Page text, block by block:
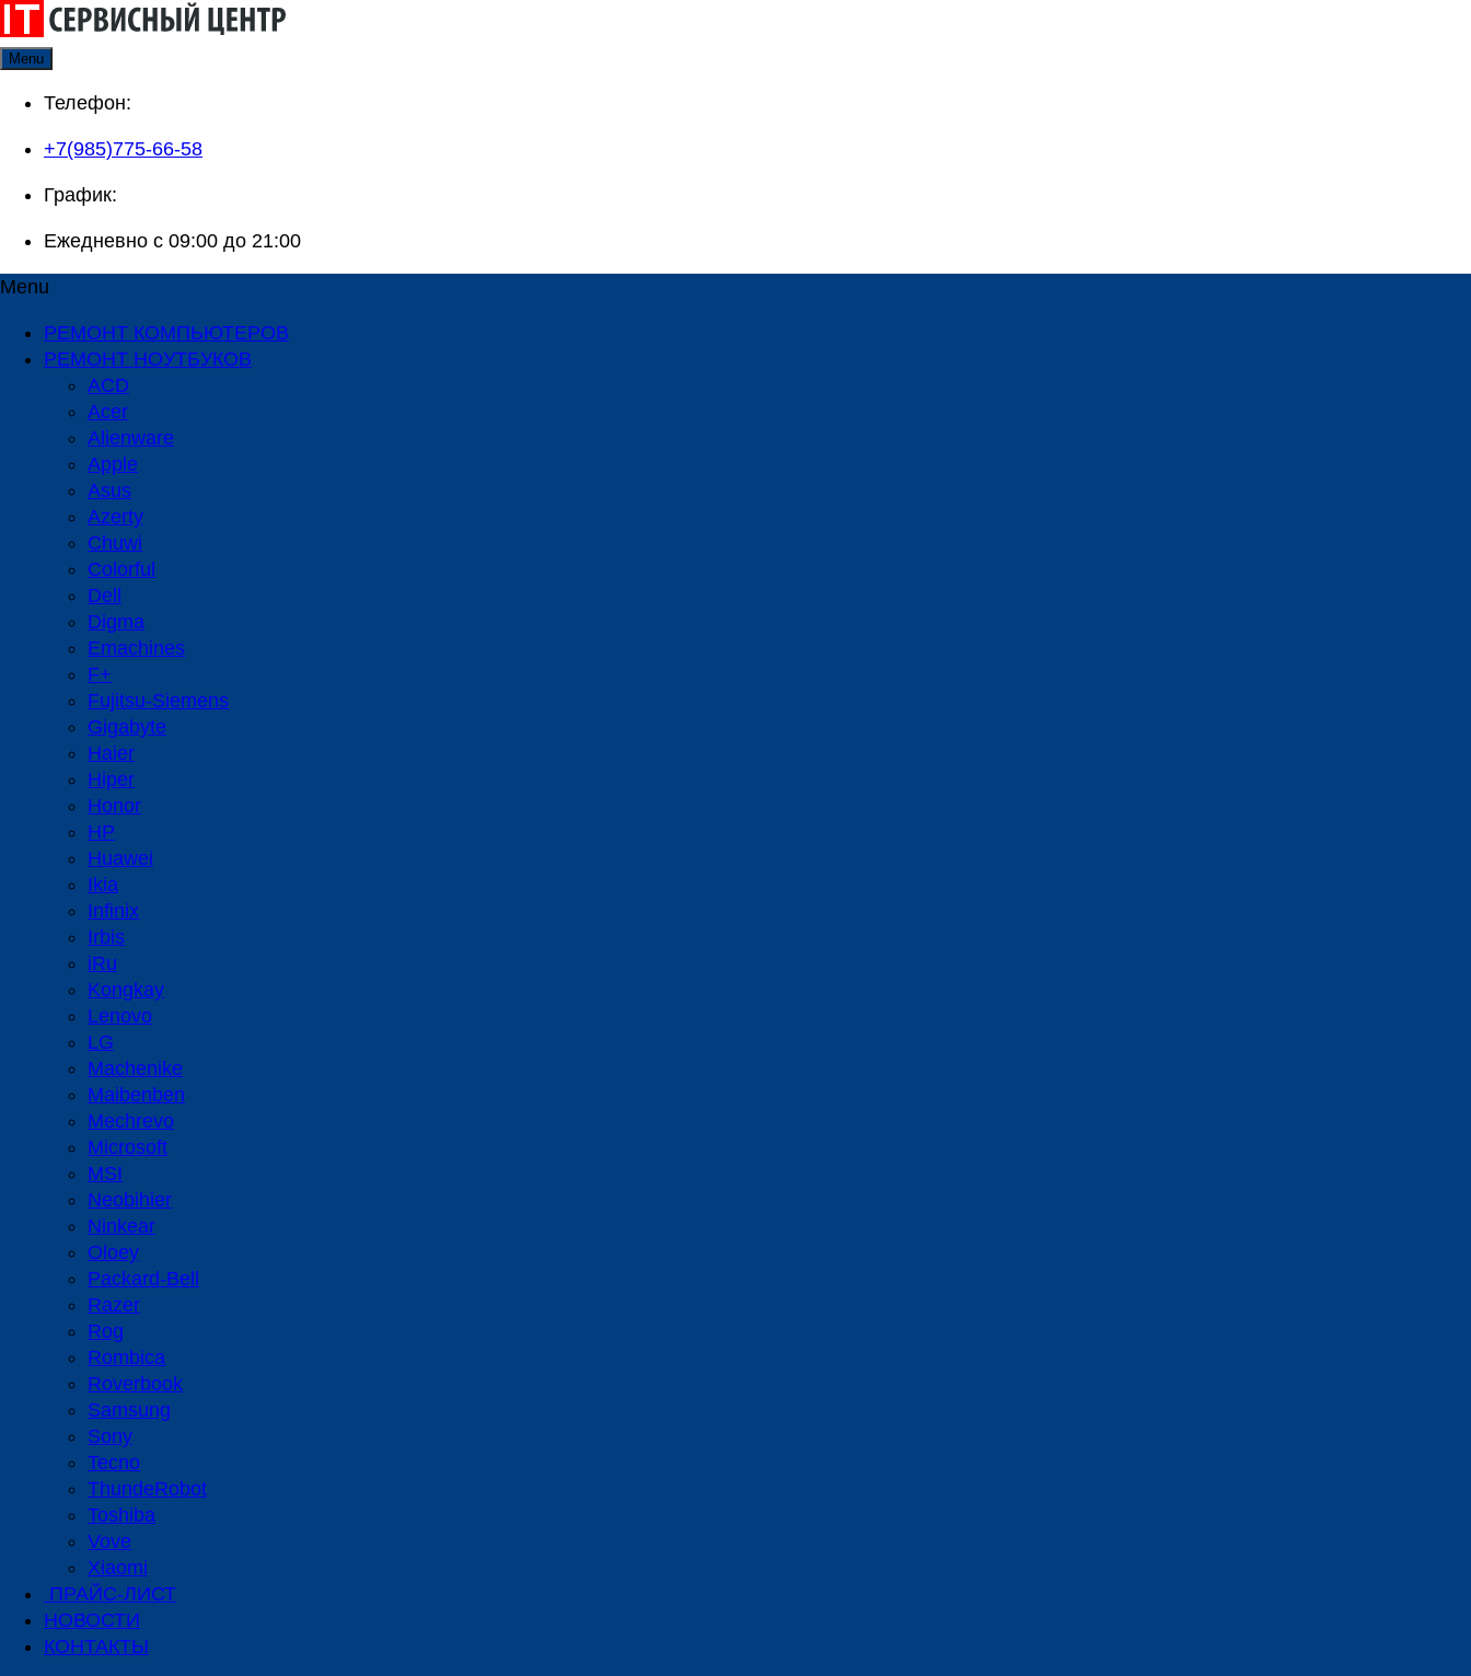
Skip
to
content
Menu
Телефон:
+7(985)775-66-58
График:
Ежедневно с 09:00 до 21:00
Menu
РЕМОНТ КОМПЬЮТЕРОВ
РЕМОНТ НОУТБУКОВ
ACD
Acer
Alienware
Apple
Asus
Azerty
Chuwi
Colorful
Dell
Digma
Emachines
F+
Fujitsu-Siemens
Gigabyte
Haier
Hiper
Honor
HP
Huawei
Ikia
Infinix
Irbis
iRu
Kongkay
Lenovo
LG
Machenike
Maibenben
Mechrevo
Microsoft
MSI
Neobihier
Ninkear
Oloey
Packard-Bell
Razer
Rog
Rombica
Roverbook
Samsung
Sony
Tecno
ThundeRobot
Toshiba
Vove
Xiaomi
ПРАЙС-ЛИСТ
НОВОСТИ
КОНТАКТЫ